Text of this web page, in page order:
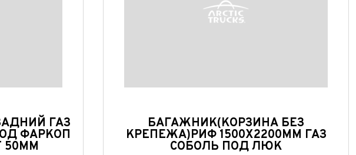
ГАЗ
ФАРКОП
50ММ
БАГАЖНИК(КОРЗИНА БЕЗ
КРЕПЕЖА)РИФ 1500Х2200ММ ГАЗ
СОБОЛЬ ПОД ЛЮК